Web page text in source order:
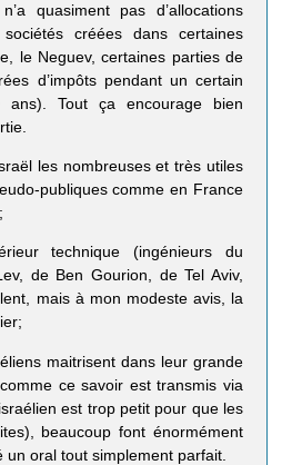
quasiment pas d’allocations
créées dans certaines
le Neguev, certaines parties de
d’impôts pendant un certain
Tout ça encourage bien
les nombreuses et très utiles
publiques comme en France
technique (ingénieurs du
de Ben Gourion, de Tel Aviv,
mais à mon modeste avis, la
maitrisent dans leur grande
ce savoir est transmis via
est trop petit pour que les
beaucoup font énormément
un oral tout simplement parfait.